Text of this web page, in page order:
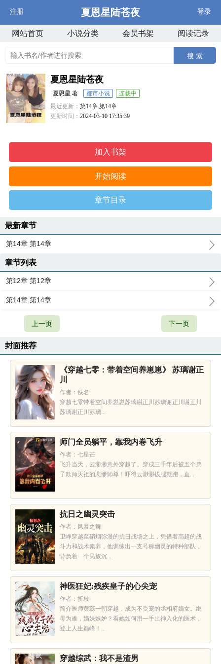
注册 夏恩星陆苍夜 登录
网站首页 小说分类 会员书架 阅读记录
搜 索
夏恩星陆苍夜
夏恩星 著 都市小说
连载中
最近更新：第14章 第14章
更新时间：2024-03-10 17:35:39
加入书架
开始阅读
章节目录
最新章节
第14章 第14章
章节列表
第12章 第12章
第14章 第14章
上一页 下一页
封面推荐
《穿越七零：带着空间养崽崽》 苏璃谢正
川
作者：佚名
穿越七零带着空间养崽崽苏璃谢正川苏璃谢正川谢正川
苏璃谢正川苏璃...
师门全员躺平，靠我内卷飞升
作者：七星芒
飞升当天，云渺渺意外穿越了。穿成三千年后被五个弟
子欺师灭祖的悲惨师尊！吓得云渺渺拔腿就跑，直...
抗日之幽灵突击
作者：风暴之舞
卫峥穿越至硝烟弥漫的抗日战场之上，凭借着高超的战
斗力和战术素养，他训练出一支号称幽灵的特种部队，
背负着一个民族沉...
神医狂妃:残疾皇子的心尖宠
作者：折枝
简介医师黄蕊一朝穿越，成为不受宠的丞相府嫡女。继
母为难，嫡妹嫉妒？看她如何用一手出神入化的医术，
登上人生巅峰！...
穿越综武：我不是渣男